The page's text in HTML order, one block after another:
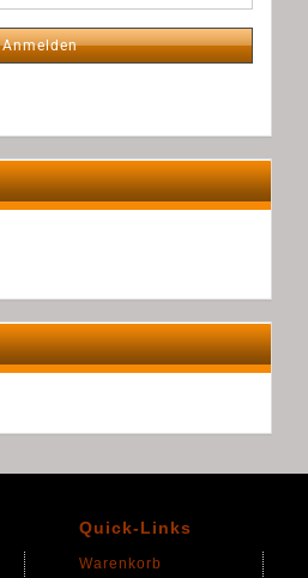
Anmelden
Quick-Links
Warenkorb